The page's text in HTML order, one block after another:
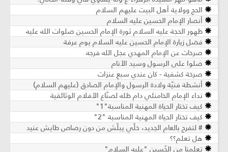
الحج وولاية أهل البيت عليهم السلام
أنصار الإمام الحسين عليه السلام
ظهور الحجة عليه السلام ثورة الإمام الحسين صلوات الله عليه
فضل زيارة الإمام الحسين عليه السلام يوم عرفة
صرخات عن الإمام المهدي عجل الله فرجه
صلوا على الرسول وسيد الأنام
صرخة كشفية - كان عندي سبع عنزات
أنشطة فنيّة ولادة الرسول والإمام الصادق (عليهم السلام)
نداء الإمام الخامنئي دام ظله لصنّاع الأفلام الوثائقية
كيف تختار الحياة المهنية المناسبة"1"
كيف تختار الحياة المهنية المناسبة "2"
# لتفرح بالعام الجديد، خلّي يبلّش من دون رصاص طايش عنيد
هل تعلم؟؟
تعلمنا من الحُسين "عليه السلام"